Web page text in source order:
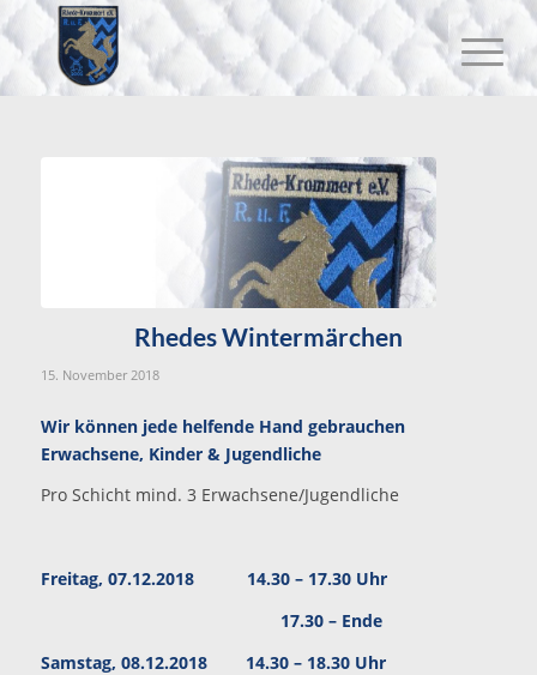
Rhedes Wintermärchen
15. November 2018
Wir können jede helfende Hand gebrauchen
Erwachsene, Kinder & Jugendliche
Pro Schicht mind. 3 Erwachsene/Jugendliche
Freitag, 07.12.2018 14.30 – 17.30 Uhr
17.30 – Ende
Samstag, 08.12.2018 14.30 – 18.30 Uhr